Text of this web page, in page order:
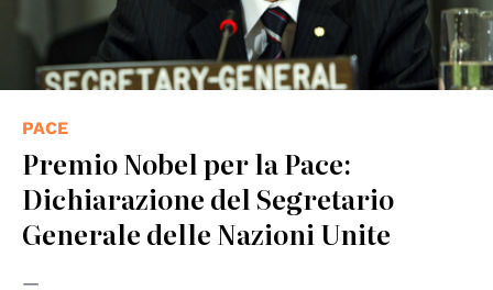
PACE
Premio Nobel per la Pace:
Dichiarazione del Segretario
Generale delle Nazioni Unite